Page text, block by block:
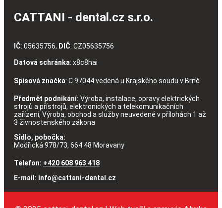
CATTANI - dental.cz s.r.o.
IČ: 05635756, DIČ: CZ05635756
Datová schránka: x8c8hai
Spisová značka: C 97044 vedená u Krajského soudu v Brně
Předmět podnikání: Výroba, instalace, opravy elektrických
strojů a přístrojů, elektronických a telekomunikačních
zařízení, Výroba, obchod a služby neuvedené v přílohách 1 až
3 živnostenského zákona
Sídlo, pobočka:
Modřická 978/73, 664 48 Moravany
Telefon: +420 608 963 418
E-mail: info@cattani-dental.cz